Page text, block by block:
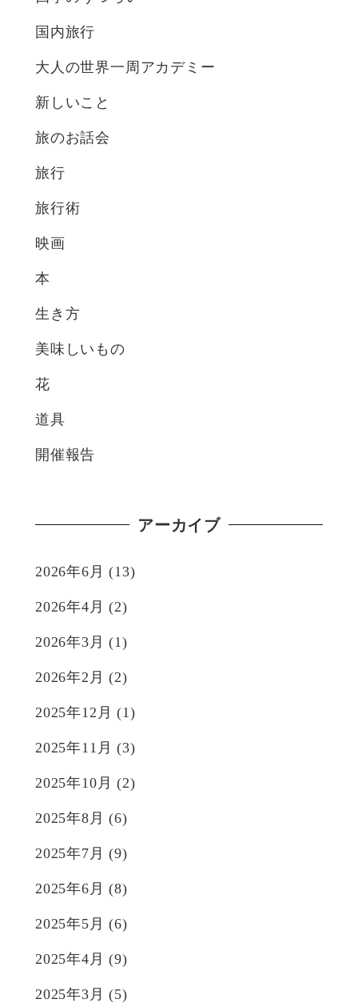
国内旅行
大人の世界一周アカデミー
新しいこと
旅のお話会
旅行
旅行術
映画
本
生き方
美味しいもの
花
道具
開催報告
アーカイブ
2026年6月 (13)
2026年4月 (2)
2026年3月 (1)
2026年2月 (2)
2025年12月 (1)
2025年11月 (3)
2025年10月 (2)
2025年8月 (6)
2025年7月 (9)
2025年6月 (8)
2025年5月 (6)
2025年4月 (9)
2025年3月 (5)